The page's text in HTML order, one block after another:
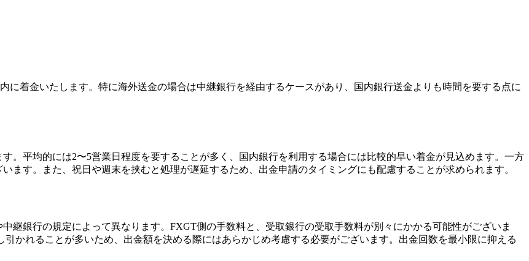
に着金いたします。特に海外送金の場合は中継銀行を経由するケースがあり、国内銀行送金よりも時間を要する点に
。平均的には2〜5営業日程度を要することが多く、国内銀行を利用する場合には比較的早い着金が見込めます。一方
ます。また、祝日や週末を挟むと処理が遅延するため、出金申請のタイミングにも配慮することが求められます。
継銀行の規定によって異なります。FXGT側の手数料と、受取銀行の受取手数料が別々にかかる可能性がございま
かれることが多いため、出金額を決める際にはあらかじめ考慮する必要がございます。出金回数を最小限に抑える